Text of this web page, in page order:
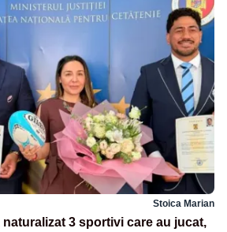
Stoica Marian
naturalizat 3 sportivi care au jucat,